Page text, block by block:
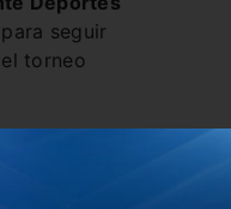
seguir
torneo
la Copa de la
a los cuartos
donde debe